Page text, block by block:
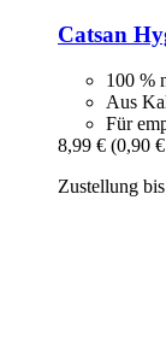
Catsan
100 %
Aus
Für
8,99 € (0,90
Zustellung